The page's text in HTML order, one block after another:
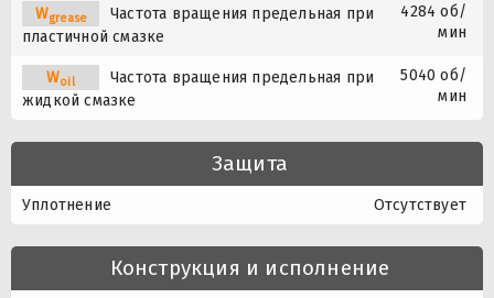
Wgrease
Частота вращения предельная при
пластичной смазке
4284 об/
мин
Woil
Частота вращения предельная при
жидкой смазке
5040 об/
мин
Защита
Уплотнение Отсутствует
Конструкция и исполнение